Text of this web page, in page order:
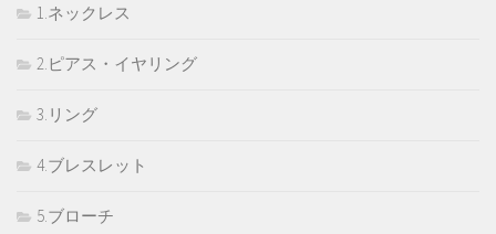
1.ネックレス
2.ピアス・イヤリング
3.リング
4.ブレスレット
5.ブローチ